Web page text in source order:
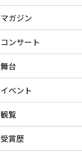
マガジン
コンサート
舞台
イベント
観覧
受賞歴